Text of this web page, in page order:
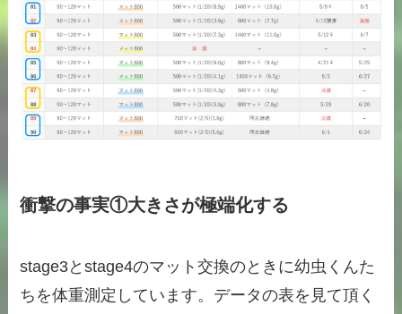
衝撃の事実①大きさが極端化する
stage3とstage4のマット交換のときに幼虫くんた
ちを体重測定しています。データの表を見て頂く